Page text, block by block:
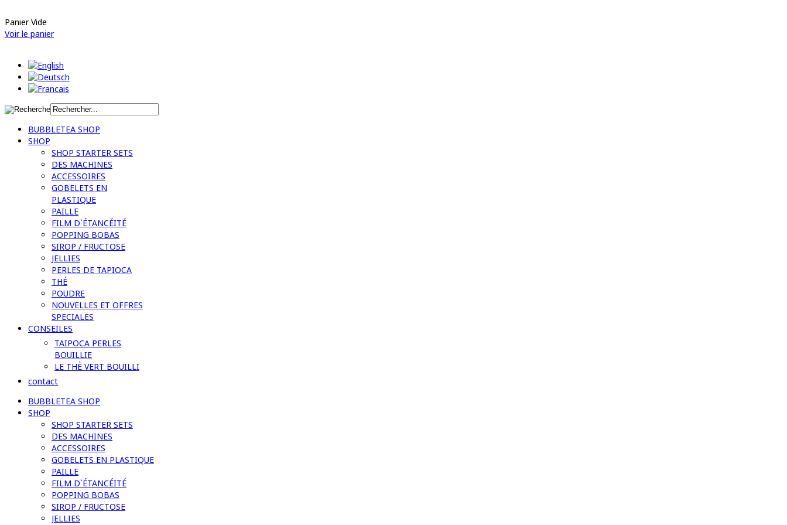
Panier Vide
Voir le panier
BUBBLETEA SHOP
SHOP
SHOP STARTER SETS
DES MACHINES
ACCESSOIRES
GOBELETS EN
PLASTIQUE
PAILLE
FILM D`ÉTANCÉITÉ
POPPING BOBAS
SIROP / FRUCTOSE
JELLIES
PERLES DE TAPIOCA
THÉ
POUDRE
NOUVELLES ET OFFRES
SPECIALES
CONSEILES
TAIPOCA PERLES
BOUILLIE
LE THÈ VERT BOUILLI
contact
BUBBLETEA SHOP
SHOP
SHOP STARTER SETS
DES MACHINES
ACCESSOIRES
GOBELETS EN PLASTIQUE
PAILLE
FILM D`ÉTANCÉITÉ
POPPING BOBAS
SIROP / FRUCTOSE
JELLIES